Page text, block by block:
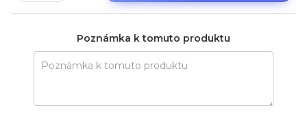
Poznámka k tomuto produktu